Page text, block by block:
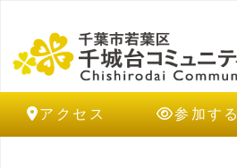
アクセス 参加する